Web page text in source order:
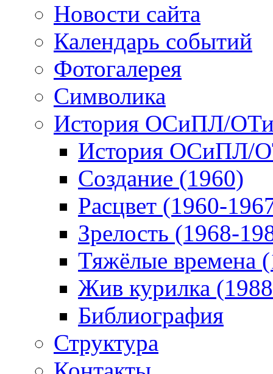
Новости сайта
Календарь событий
Фотогалерея
Символика
История ОСиПЛ/
История ОСиПЛ/
Создание (1960)
Расцвет (1960-
Зрелость (1968-
Тяжёлые времена
Жив курилка
Библиография
Структура